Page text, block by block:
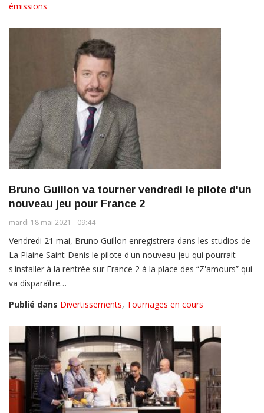
émissions
Bruno Guillon va tourner vendredi le pilote d'un
nouveau jeu pour France 2
mardi 18 mai 2021 - 09:44
Vendredi 21 mai, Bruno Guillon enregistrera dans les studios de
La Plaine Saint-Denis le pilote d'un nouveau jeu qui pourrait
s'installer à la rentrée sur France 2 à la place des “Z'amours” qui
va disparaître…
Publié dans Divertissements, Tournages en cours